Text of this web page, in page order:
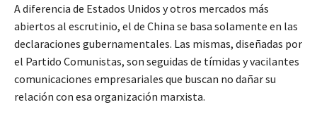
A diferencia de Estados Unidos y otros mercados más
abiertos al escrutinio, el de China se basa solamente en las
declaraciones gubernamentales. Las mismas, diseñadas por
el Partido Comunistas, son seguidas de tímidas y vacilantes
comunicaciones empresariales que buscan no dañar su
relación con esa organización marxista.